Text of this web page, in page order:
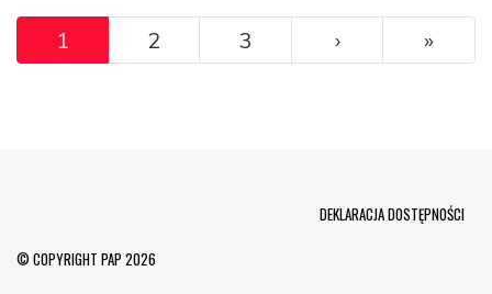
Pagination
1 2 3 ››› »
© COPYRIGHT PAP 2026
DEKLARACJA DOSTĘPNOŚCI